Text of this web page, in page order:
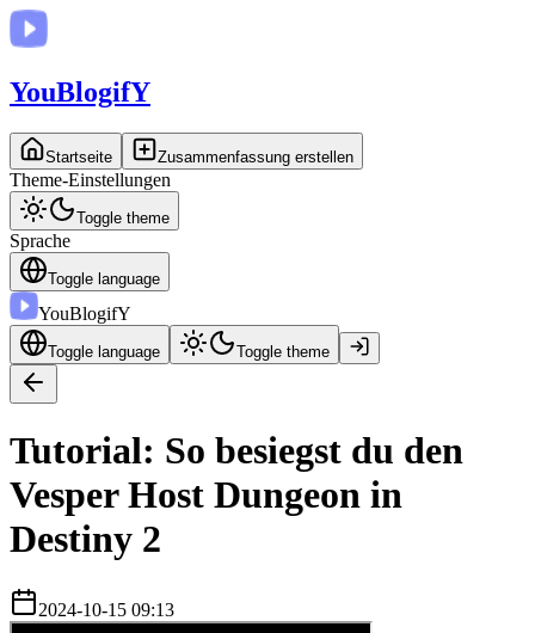
YouBlogifY
Startseite Zusammenfassung erstellen
Theme-Einstellungen
Toggle theme
Sprache
Toggle language
YouBlogifY
Toggle language Toggle theme
Tutorial: So besiegst du den
Vesper Host Dungeon in
Destiny 2
2024-10-15 09:13